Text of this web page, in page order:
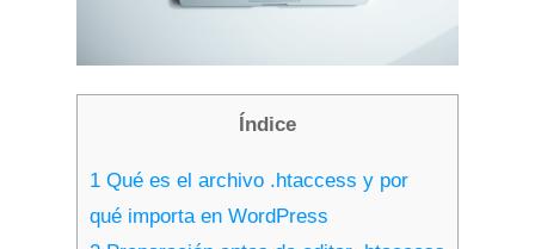
Índice
1 Qué es el archivo .htaccess y por
qué importa en WordPress